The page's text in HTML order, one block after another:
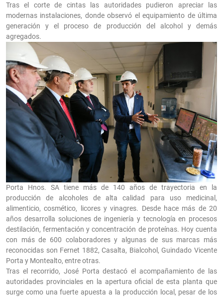
Tras el corte de cintas las autoridades pudieron apreciar las
modernas instalaciones, donde observó el equipamiento de última
generación y el proceso de producción del alcohol y demás
agregados.
Porta Hnos. SA tiene más de 140 años de trayectoria en la
producción de alcoholes de alta calidad para uso medicinal,
alimenticio, cosmético, licores y vinagres. Desde hace más de 20
años desarrolla soluciones de ingeniería y tecnología en procesos
destilación, fermentación y concentración de proteínas. Hoy cuenta
con más de 600 colaboradores y algunas de sus marcas más
reconocidas son Fernet 1882, Casalta, Bialcohol, Guindado Vicente
Porta y Montealto, entre otras.
Tras el recorrido, José Porta destacó el acompañamiento de las
autoridades provinciales en la apertura oficial de esta planta que
surge como una fuerte apuesta a la producción local, pesar de los